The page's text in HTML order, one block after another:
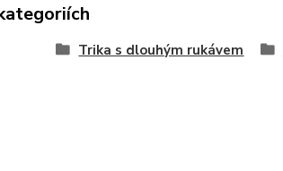
Trika s dlouhým rukávem